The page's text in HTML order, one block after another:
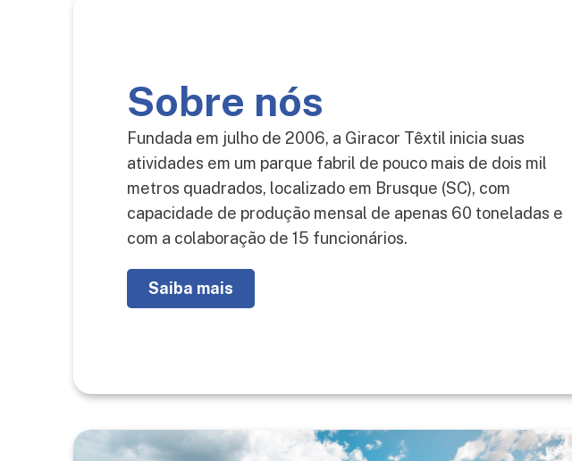
Sobre nós
Fundada em julho de 2006, a Giracor Têxtil inicia suas
atividades em um parque fabril de pouco mais de dois mil
metros quadrados, localizado em Brusque (SC), com
capacidade de produção mensal de apenas 60 toneladas e
com a colaboração de 15 funcionários.
Saiba mais